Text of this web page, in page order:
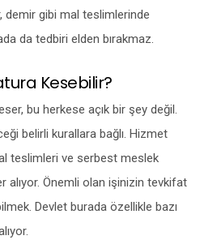
demir gibi mal teslimlerinde
da tedbiri elden bırakmaz.
Kesebilir?
bu herkese açık bir şey değil.
belirli kurallara bağlı. Hizmet
teslimleri ve serbest meslek
alıyor. Önemli olan işinizin tevkifat
Devlet burada özellikle bazı